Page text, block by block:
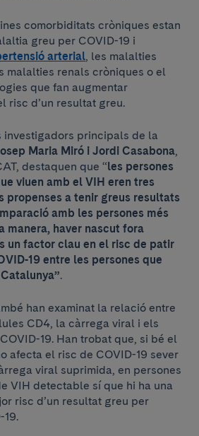
comorbiditats cròniques estan
greu per COVID-19 i
arterial , les malalties
malalties renals cròniques o el
que fan augmentar
risc d’un resultat greu.
investigadors principals de la
Maria Miró i Jordi Casabona
destaquen que “les persones
viuen amb el VIH eren tres
propenses a tenir greus resultats
amb les persones més
manera, haver nascut fora
un factor clau en el risc de patir
19 entre les persones que
.
han examinat la relació entre
CD4, la càrrega viral i els
19. Han trobat que, si bé el
afecta el risc de COVID-19 sever
viral suprimida, en persones
VIH detectable sí que hi ha una
risc d’un resultat greu per
19.